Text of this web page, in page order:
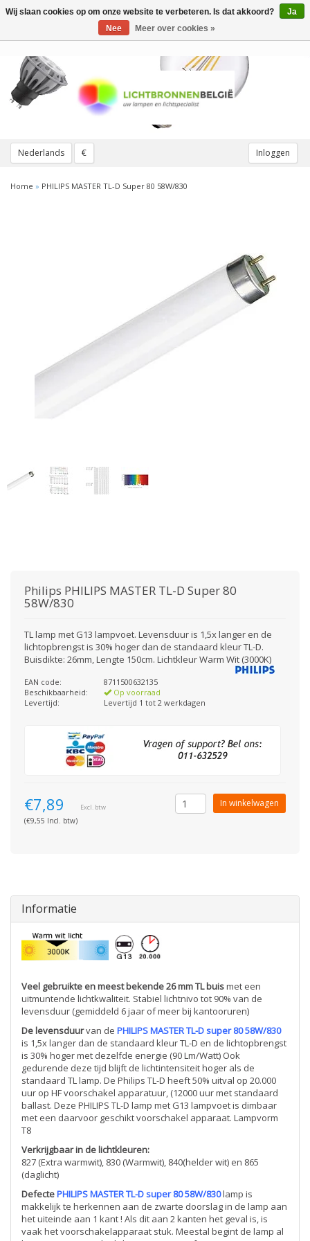
Nederlands € Inloggen
Toggle
Home » PHILIPS MASTER TL-D Super 80 58W/830
Philips PHILIPS MASTER TL-D Super 80
58W/830
TL lamp met G13 lampvoet. Levensduur is 1,5x langer en de
lichtopbrengst is 30% hoger dan de standaard kleur TL-D.
Buisdikte: 26mm, Lengte 150cm. Lichtkleur Warm Wit (3000K)
EAN code:
8711500632135
Beschikbaarheid:
Op voorraad
Levertijd:
Levertijd 1 tot 2 werkdagen
€7,89 Excl. btw
(€9,55 Incl. btw)
In winkelwagen
Informatie
Veel gebruikte en meest bekende 26 mm TL buismet een
uitmuntende lichtkwaliteit. Stabiel lichtnivo tot 90% van de
levensduur (gemiddeld 6 jaar of meer bij kantooruren)
De levensduurvan de PHILIPS MASTER TL-D super 80 58W/830
is 1,5x langer dan de standaard kleur TL-D en de lichtopbrengst
is 30% hoger met dezelfde energie (90 Lm/Watt) Ook
gedurende deze tijd blijft de lichtintensiteit hoger als de
standaard TL lamp. De Philips TL-D heeft 50% uitval op 20.000
uur op HF voorschakel apparatuur, (12000 uur met standaard
ballast. Deze PHILIPS TL-D lamp met G13 lampvoet is dimbaar
met een daarvoor geschikt voorschakel apparaat. Lampvorm
T8
Verkrijgbaar in de lichtkleuren:
827 (Extra warmwit), 830 (Warmwit), 840(helder wit) en 865
(daglicht)
DefectePHILIPS MASTER TL-D super 80 58W/830lamp is
makkelijk te herkennen aan de zwarte doorslag in de lamp aan
het uiteinde aan 1 kant ! Als dit aan 2 kanten het geval is, is
vaak het voorschakelapparaat stuk. Meestal begint de lamp al
Wij slaan cookies op om onze website te verbeteren. Is dat akkoord?
Ja
Nee
Meer over cookies »